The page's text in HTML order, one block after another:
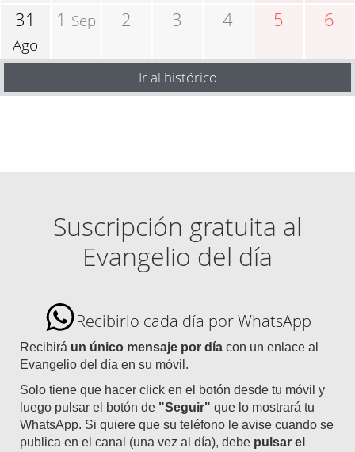
31
Ago
1 Sep 2 3 4 5 6
Ir al histórico
Suscripción gratuita al
Evangelio del día
Recibirlo cada día por WhatsApp
Recibirá un único mensaje por día con un enlace al
Evangelio del día en su móvil.
Solo tiene que hacer click en el botón desde tu móvil y
luego pulsar el botón de "Seguir" que lo mostrará tu
WhatsApp. Si quiere que su teléfono le avise cuando se
publica en el canal (una vez al día), debe pulsar el